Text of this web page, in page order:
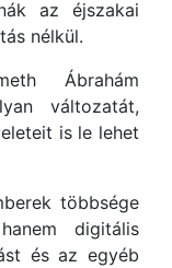
az éjszakai
nélkül.
Ábrahám
változatát,
is le lehet
többsége
digitális
és az egyéb